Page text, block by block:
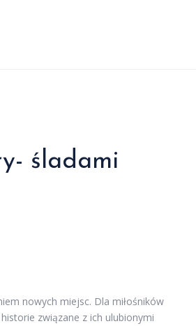
śladami
nowych miejsc. Dla miłośników
związane z ich ulubionymi